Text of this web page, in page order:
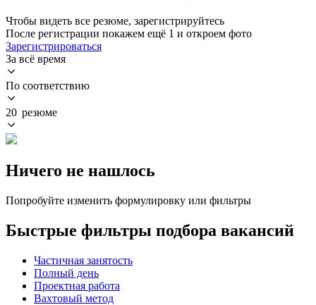
Чтобы видеть все резюме, зарегистрируйтесь
После регистрации покажем ещё 1 и откроем фото
Зарегистрироваться
За всё время
По соответствию
20 резюме
Ничего не нашлось
Попробуйте изменить формулировку или фильтры
Быстрые фильтры подбора вакансий
Частичная занятость
Полный день
Проектная работа
Вахтовый метод